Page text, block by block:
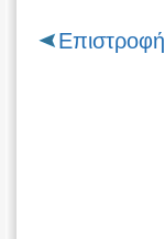
Επιστροφή